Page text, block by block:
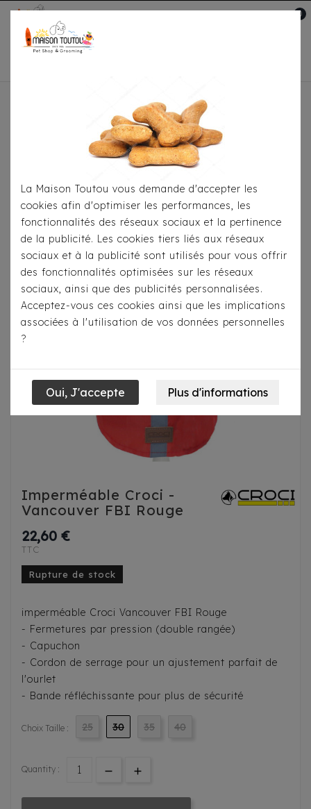
0
Accueil
Pour
Imperméables
Imperméable Croci -
Vancouver FBI Rouge
Imperméable Croci -
Vancouver FBI Rouge
22,60 €
TTC
Rupture de stock
imperméable Croci Vancouver FBI Rouge
- Fermetures par pression (double rangée)
- Capuchon
- Cordon de serrage pour un ajustement parfait de
l'ourlet
- Bande réfléchissante pour plus de sécurité
Choix Taille : 25 30 35 40
Quantity :
La Maison Toutou vous demande d'accepter les
cookies afin d'optimiser les performances, les
fonctionnalités des réseaux sociaux et la pertinence
de la publicité. Les cookies tiers liés aux réseaux
sociaux et à la publicité sont utilisés pour vous offrir
des fonctionnalités optimisées sur les réseaux
sociaux, ainsi que des publicités personnalisées.
Acceptez-vous ces cookies ainsi que les implications
associées à l'utilisation de vos données personnelles
?